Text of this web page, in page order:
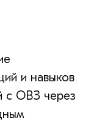
и навыков
с ОВЗ через